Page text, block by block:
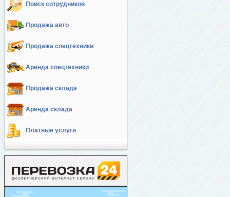
Поиск сотрудников
Продажа авто
Продажа спецтехники
Аренда спецтехники
Продажа склада
Аренда склада
Платные услуги